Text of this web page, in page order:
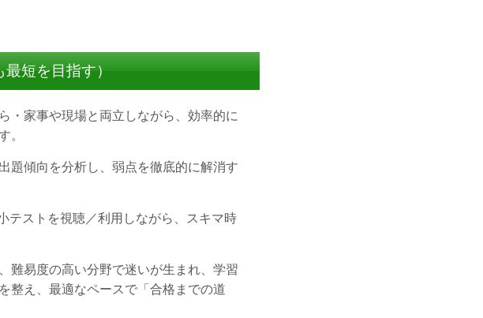
短を目指す）
・家事や現場と両立しながら、効率的に
。
題傾向を分析し、弱点を徹底的に解消す
テストを視聴／利用しながら、スキマ時
難易度の高い分野で迷いが生まれ、学習
整え、最適なペースで「合格までの道